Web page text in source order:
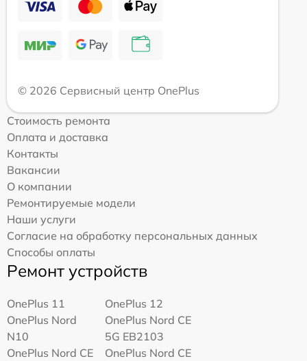
© 2026 Сервисный центр OnePlus
Стоимость ремонта
Оплата и доставка
Контакты
Вакансии
О компании
Ремонтируемые модели
Наши услуги
Согласие на обработку персональных данных
Способы оплаты
Ремонт устройств
OnePlus 11
OnePlus 12
OnePlus Nord
N10
OnePlus Nord CE
5G EB2103
OnePlus Nord CE
OnePlus Nord CE